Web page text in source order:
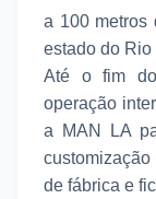
a 100 metros
estado do Rio
Até o fim
operação
a MAN LA
de fábrica e